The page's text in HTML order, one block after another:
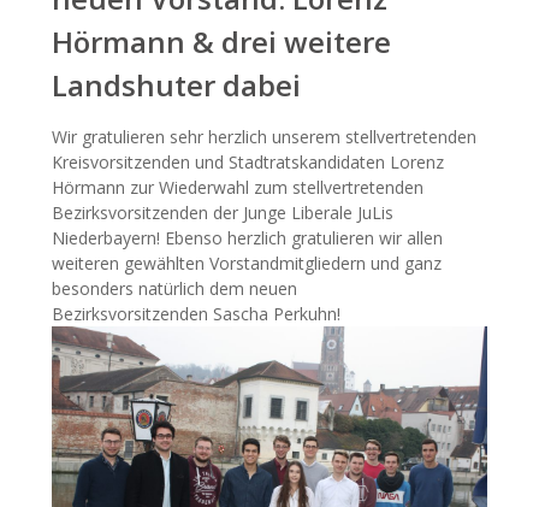
Hörmann & drei weitere
Landshuter dabei
Wir gratulieren sehr herzlich unserem stellvertretenden
Kreisvorsitzenden und Stadtratskandidaten Lorenz
Hörmann zur Wiederwahl zum stellvertretenden
Bezirksvorsitzenden der Junge Liberale JuLis
Niederbayern! Ebenso herzlich gratulieren wir allen
weiteren gewählten Vorstandmitgliedern und ganz
besonders natürlich dem neuen
Bezirksvorsitzenden Sascha Perkuhn!